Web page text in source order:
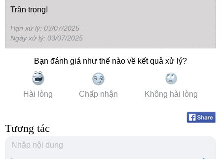
Trân trọng!
Hạn xử lý: 03/07/2025
Ngày xử lý: 03/07/2025
Bạn đánh giá như thế nào về kết quả xử lý?
Hài lòng Chấp nhận Không hài lòng
Tương tác